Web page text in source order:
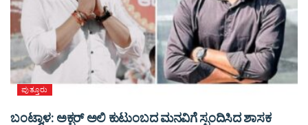
ಪುತ್ತೂರು
ಬಂಟ್ವಾಳ: ಅಕ್ಬರ್ ಅಲಿ ಕುಟುಂಬದ ಮನವಿಗೆ ಸ್ಪಂದಿಸಿದ ಶಾಸಕ